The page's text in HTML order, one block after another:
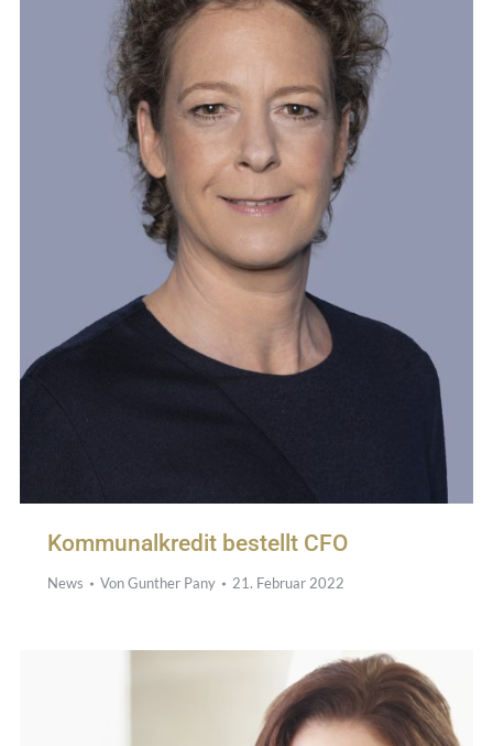
Kommunalkredit bestellt CFO
News VonGunther Pany 21. Februar 2022